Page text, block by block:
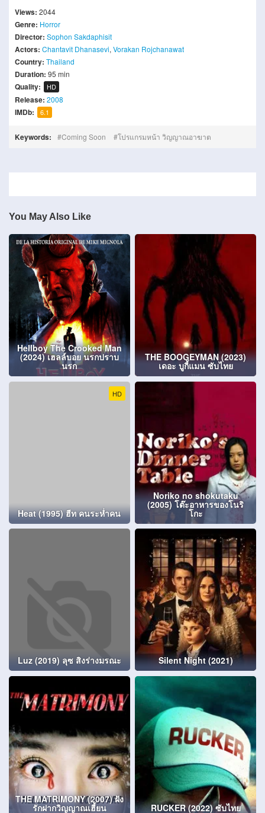
Views: 2044
Genre: Horror
Director: Sophon Sakdaphisit
Actors: Chantavit Dhanasevi, Vorakan Rojchanawat
Country: Thailand
Duration: 95 min
Quality: HD
Release: 2008
IMDb: 6.1
Keywords: Coming Soon โปรแกรมหน้า วิญญาณอาฆาต
You May Also Like
Hellboy The Crooked Man
(2024) เฮลล์บอย นรกปราบ
นรก
THE BOOGEYMAN (2023)
เดอะ บูกี้แมน ซับไทย
HD
Heat (1995) ฮีท คนระห่ำคน
Noriko no shokutaku
(2005) โต๊ะอาหารของโนริ
โกะ
Luz (2019) ลุซ สิงร่างมรณะ Silent Night (2021)
THE MATRIMONY (2007) ฝัง
รักฝากวิญญาณเฮี้ยน RUCKER (2022) ซับไทย